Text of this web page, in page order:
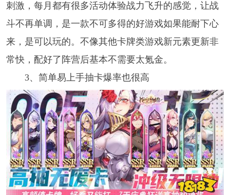
刺激，每月都有很多活动体验战力飞升的感觉，让战
斗不再单调，是一款不可多得的好游戏如果能耐下心
来，是可以玩的。不像其他卡牌类游戏新元素更新非
常快，配好了阵营后基本不需要太氪金。
3、简单易上手抽卡爆率也很高